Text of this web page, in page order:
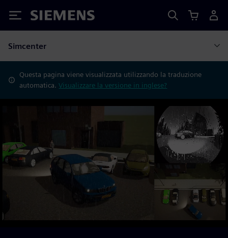
Siemens
Simcenter
Questa pagina viene visualizzata utilizzando la traduzione
automatica.Visualizzare la versione in inglese?